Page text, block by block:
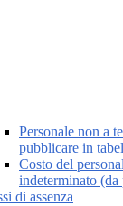
Personale non a
pubblicare in
Costo del
indeterminato
di assenza